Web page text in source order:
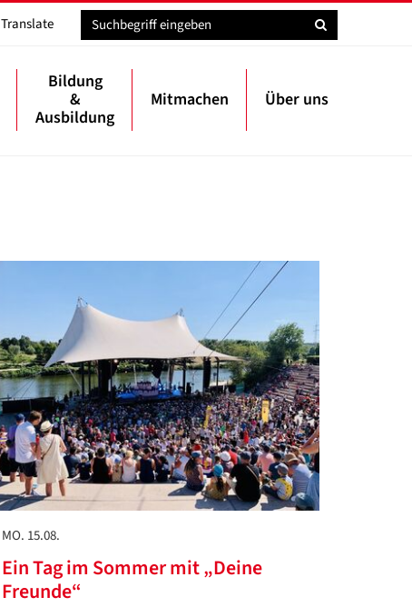
Translate
Bildung
&
Ausbildung
Mitmachen Über uns
MO. 15.08.
Ein Tag im Sommer mit „Deine
Freunde“